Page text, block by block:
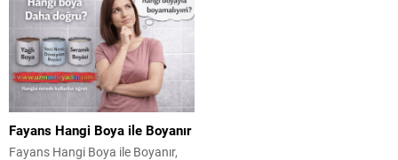
Fayans Hangi Boya ile Boyanır
Fayans Hangi Boya ile Boyanır,